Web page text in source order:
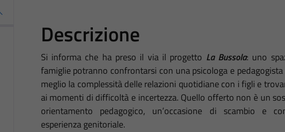
Descrizione
Si informa che ha preso il via il progetto La Bussola: uno
famiglie potranno confrontarsi con una psicologa e
meglio la complessità delle relazioni quotidiane con i figli e
ai momenti di difficoltà e incertezza. Quello offerto non è un
orientamento pedagogico, un’occasione di scambio e
esperienza genitoriale.